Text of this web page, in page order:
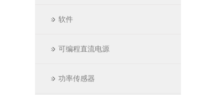
软件
可编程直流电源
功率传感器